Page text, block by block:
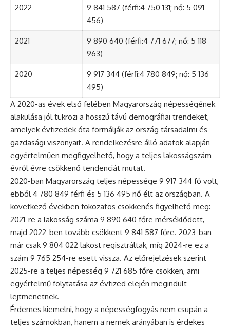
2022
9 841 587 (férfi:4 750 131; nő: 5 091
456)
2021
9 890 640 (férfi:4 771 677; nő: 5 118
963)
2020
9 917 344 (férfi:4 780 849; nő: 5 136
495)
A 2020-as évek első felében Magyarország népességének
alakulása jól tükrözi a hosszú távú demográfiai trendeket,
amelyek évtizedek óta formálják az ország társadalmi és
gazdasági viszonyait. A rendelkezésre álló adatok alapján
egyértelműen megfigyelhető, hogy a teljes lakosságszám
évről évre csökkenő tendenciát mutat.
2020-ban Magyarország teljes népessége 9 917 344 fő volt,
ebből 4 780 849 férfi és 5 136 495 nő élt az országban. A
következő években fokozatos csökkenés figyelhető meg:
2021-re a lakosság száma 9 890 640 főre mérséklődött,
majd 2022-ben tovább csökkent 9 841 587 főre. 2023-ban
már csak 9 804 022 lakost regisztráltak, míg 2024-re ez a
szám 9 765 254-re esett vissza. Az előrejelzések szerint
2025-re a teljes népesség 9 721 685 főre csökken, ami
egyértelmű folytatása az évtized elején megindult
lejtmenetnek.
Érdemes kiemelni, hogy a népességfogyás nem csupán a
teljes számokban, hanem a nemek arányában is érdekes